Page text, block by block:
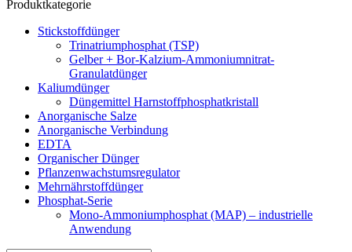
Produktkategorie
Stickstoffdünger
Trinatriumphosphat (TSP)
Gelber + Bor-Kalzium-Ammoniumnitrat-
Granulatdünger
Kaliumdünger
Düngemittel Harnstoffphosphatkristall
Anorganische Salze
Anorganische Verbindung
EDTA
Organischer Dünger
Pflanzenwachstumsregulator
Mehrnährstoffdünger
Phosphat-Serie
Mono-Ammoniumphosphat (MAP) – industrielle
Anwendung